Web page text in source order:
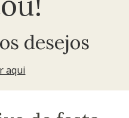
desejos
aqui